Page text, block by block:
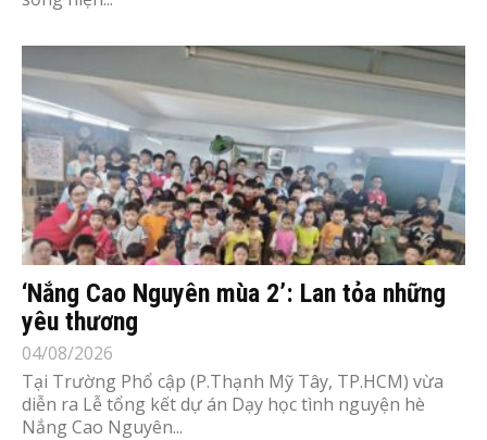
‘Nắng Cao Nguyên mùa 2’: Lan tỏa những
yêu thương
04/08/2026
Tại Trường Phổ cập (P.Thạnh Mỹ Tây, TP.HCM) vừa
diễn ra Lễ tổng kết dự án Dạy học tình nguyện hè
Nắng Cao Nguyên...